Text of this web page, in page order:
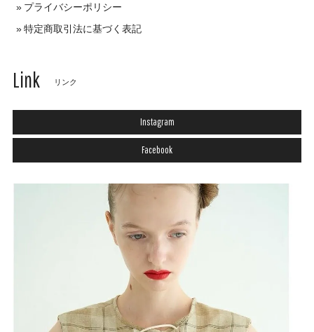
プライバシーポリシー
特定商取引法に基づく表記
Link リンク
Instagram
Facebook